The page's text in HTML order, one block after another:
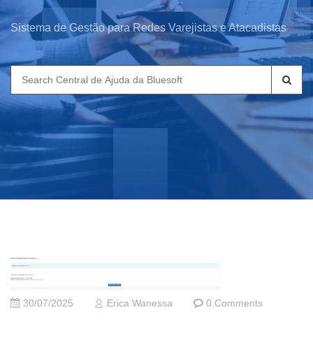
Sistema de Gestão para Redes Varejistas e Atacadistas
Search
for:
30/07/2025 Erica Wanessa 0 Comments